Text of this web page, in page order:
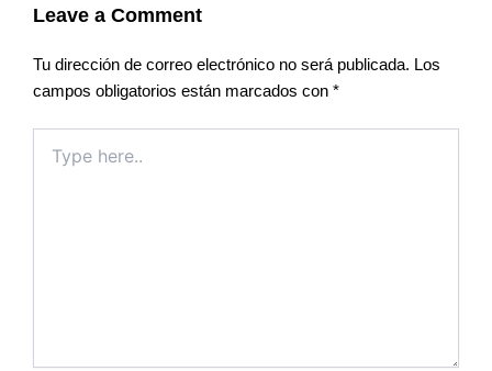
Leave a Comment
Tu dirección de correo electrónico no será publicada. Los
campos obligatorios están marcados con *
here..